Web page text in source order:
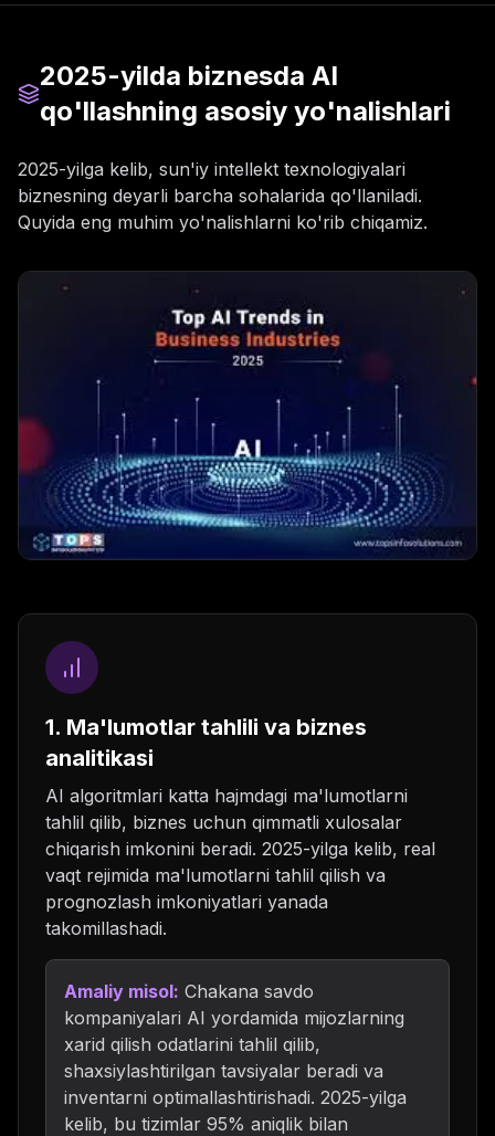
2025-yilda biznesda AI
qo'llashning asosiy yo'nalishlari
2025-yilga kelib, sun'iy intellekt texnologiyalari
biznesning deyarli barcha sohalarida qo'llaniladi.
Quyida eng muhim yo'nalishlarni ko'rib chiqamiz.
1. Ma'lumotlar tahlili va biznes
analitikasi
AI algoritmlari katta hajmdagi ma'lumotlarni
tahlil qilib, biznes uchun qimmatli xulosalar
chiqarish imkonini beradi. 2025-yilga kelib, real
vaqt rejimida ma'lumotlarni tahlil qilish va
prognozlash imkoniyatlari yanada
takomillashadi.
Amaliy misol: Chakana savdo
kompaniyalari AI yordamida mijozlarning
xarid qilish odatlarini tahlil qilib,
shaxsiylashtirilgan tavsiyalar beradi va
inventarni optimallashtirishadi. 2025-yilga
kelib, bu tizimlar 95% aniqlik bilan